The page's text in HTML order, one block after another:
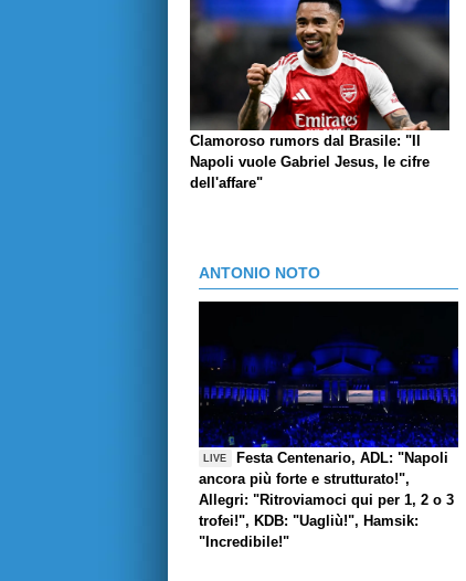
Clamoroso rumors dal Brasile: "Il
Napoli vuole Gabriel Jesus, le cifre
dell'affare"
ANTONIO NOTO
LIVE
Festa Centenario, ADL: "Napoli
ancora più forte e strutturato!",
Allegri: "Ritroviamoci qui per 1, 2 o 3
trofei!", KDB: "Uagliù!", Hamsik:
"Incredibile!"